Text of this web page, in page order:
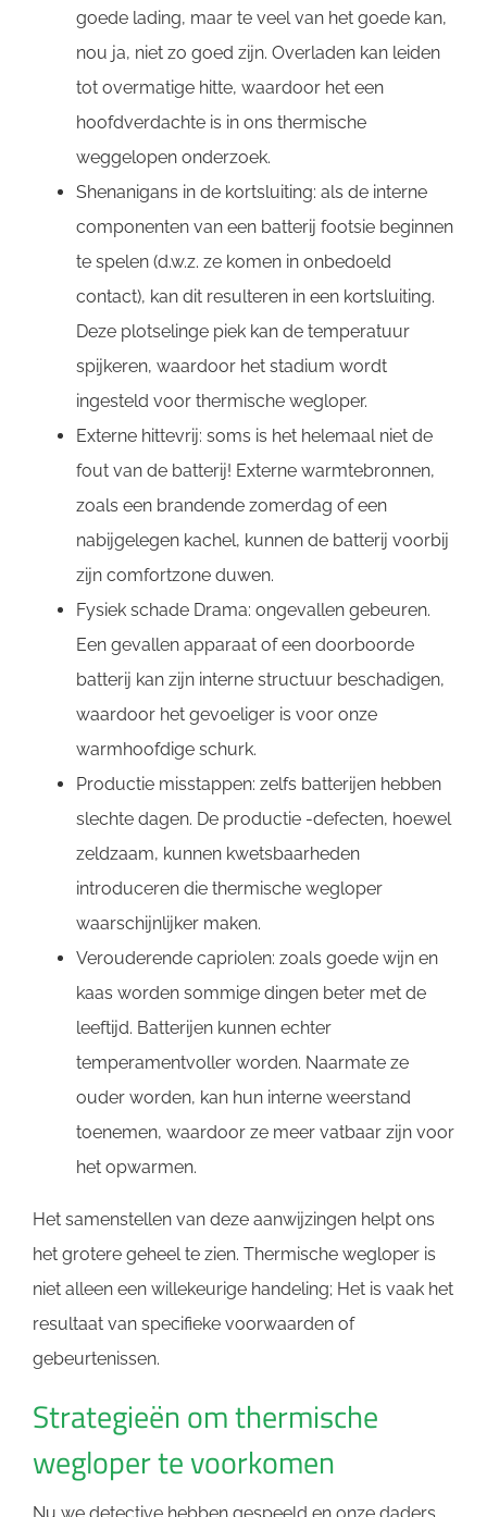
goede lading, maar te veel van het goede kan,
nou ja, niet zo goed zijn. Overladen kan leiden
tot overmatige hitte, waardoor het een
hoofdverdachte is in ons thermische
weggelopen onderzoek.
Shenanigans in de kortsluiting: als de interne
componenten van een batterij footsie beginnen
te spelen (d.w.z. ze komen in onbedoeld
contact), kan dit resulteren in een kortsluiting.
Deze plotselinge piek kan de temperatuur
spijkeren, waardoor het stadium wordt
ingesteld voor thermische wegloper.
Externe hittevrij: soms is het helemaal niet de
fout van de batterij! Externe warmtebronnen,
zoals een brandende zomerdag of een
nabijgelegen kachel, kunnen de batterij voorbij
zijn comfortzone duwen.
Fysiek schade Drama: ongevallen gebeuren.
Een gevallen apparaat of een doorboorde
batterij kan zijn interne structuur beschadigen,
waardoor het gevoeliger is voor onze
warmhoofdige schurk.
Productie misstappen: zelfs batterijen hebben
slechte dagen. De productie -defecten, hoewel
zeldzaam, kunnen kwetsbaarheden
introduceren die thermische wegloper
waarschijnlijker maken.
Verouderende capriolen: zoals goede wijn en
kaas worden sommige dingen beter met de
leeftijd. Batterijen kunnen echter
temperamentvoller worden. Naarmate ze
ouder worden, kan hun interne weerstand
toenemen, waardoor ze meer vatbaar zijn voor
het opwarmen.
Het samenstellen van deze aanwijzingen helpt ons
het grotere geheel te zien. Thermische wegloper is
niet alleen een willekeurige handeling; Het is vaak het
resultaat van specifieke voorwaarden of
gebeurtenissen.
Strategieën om thermische
wegloper te voorkomen